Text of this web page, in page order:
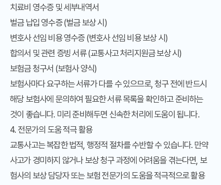
치료비 영수증 및 세부내역서
벌금 납입 영수증 (벌금 보상 시)
변호사 선임 비용 영수증 (변호사 선임 비용 보상 시)
합의서 및 관련 증빙 서류 (교통사고 처리지원금 보상 시)
보험금 청구서 (보험사 양식)
보험사마다 요구하는 서류가 다를 수 있으므로, 청구 전에 반드시
해당 보험사에 문의하여 필요한 서류 목록을 확인하고 준비하는
것이 좋습니다. 미리 준비해두면 신속한 처리에 도움이 됩니다.
4. 전문가의 도움 적극 활용
교통사고는 복잡한 법적, 행정적 절차를 수반할 수 있습니다. 만약
사고가 경미하지 않거나 보상 청구 과정에 어려움을 겪는다면, 보
험사의 보상 담당자 또는 보험 전문가의 도움을 적극적으로 활용